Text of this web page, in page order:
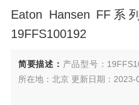
Eaton Hansen FF
19FFS100192
简要描述： 产品型号：
所在地：北京 更新日期：2023-